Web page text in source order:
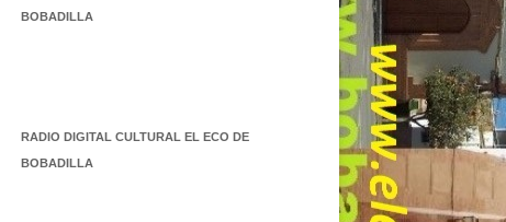
BOBADILLA
RADIO DIGITAL CULTURAL EL ECO DE
BOBADILLA